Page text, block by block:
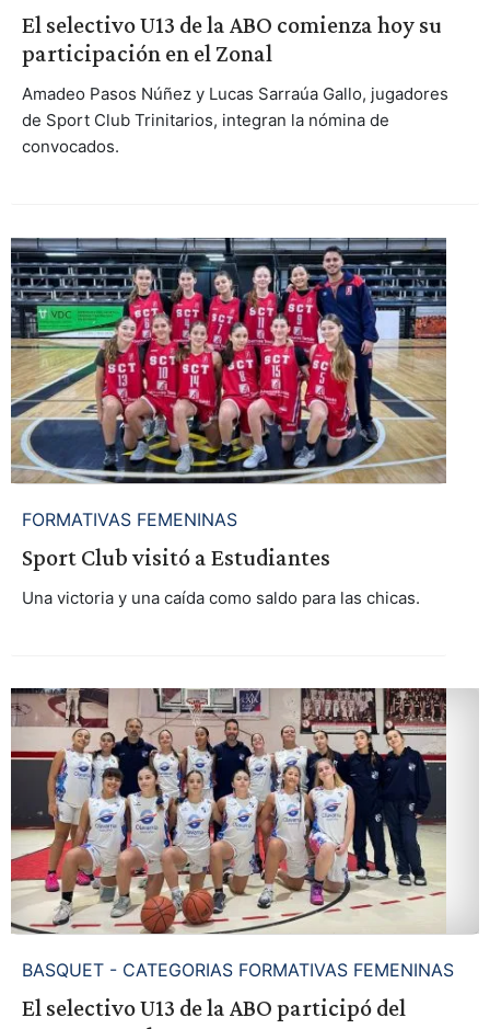
El selectivo U13 de la ABO comienza hoy su
participación en el Zonal
Amadeo Pasos Núñez y Lucas Sarraúa Gallo, jugadores
de Sport Club Trinitarios, integran la nómina de
convocados.
FORMATIVAS FEMENINAS
Sport Club visitó a Estudiantes
Una victoria y una caída como saldo para las chicas.
BASQUET - CATEGORIAS FORMATIVAS FEMENINAS
El selectivo U13 de la ABO participó del